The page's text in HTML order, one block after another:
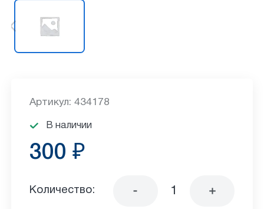
Артикул: 434178
В наличии
300 ₽
Количество: